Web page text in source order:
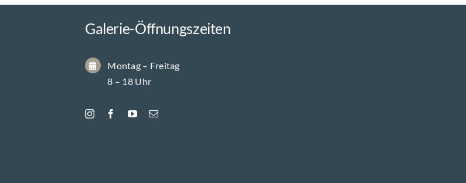
Galerie-Öffnungszeiten
Montag – Freitag
8 – 18 Uhr